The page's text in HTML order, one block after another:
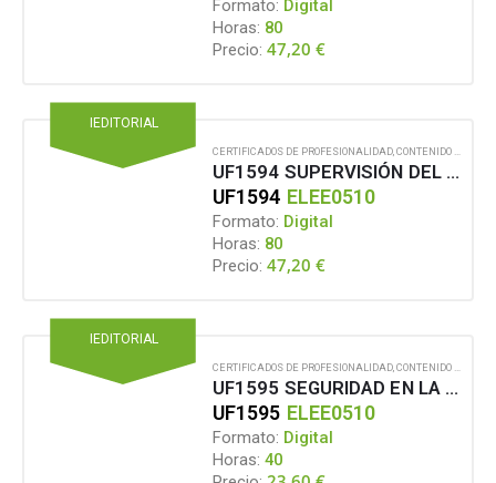
Formato: Digital
Horas: 80
Precio: 47,20€
IEDITORIAL
CERTIFICADOS DE PROFESIONALIDAD CONTENIDO EN FORMATO DIGITAL
UF1594 SUPERVISIÓN DEL MANTENIMIENTO DE CENTROS DE TRANSFORMACIÓN DE INTERIOR
UF1594 ELEE0510
Formato: Digital
Horas: 80
Precio: 47,20€
IEDITORIAL
CERTIFICADOS DE PROFESIONALIDAD CONTENIDO EN FORMATO DIGITAL
UF1595 SEGURIDAD EN LA SUPERVISIÓN DEL MANTENIMIENTO DE REDES ELÉCTRICAS SUBTERRÁNEAS DE ALTA TENSIÓN DE SEGUNDA Y TERCERA CATEGORÍA, Y CENTROS DE TRANSFORMACIÓN DE INTERIOR
UF1595 ELEE0510
Formato: Digital
Horas: 40